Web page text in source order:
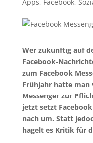
Apps, Facebook,
Wer zukünftig auf
Facebook-
zum Facebook
Frühjahr hatte man
Messenger zur
jetzt setzt
nach um. Statt
hagelt es Kritik für